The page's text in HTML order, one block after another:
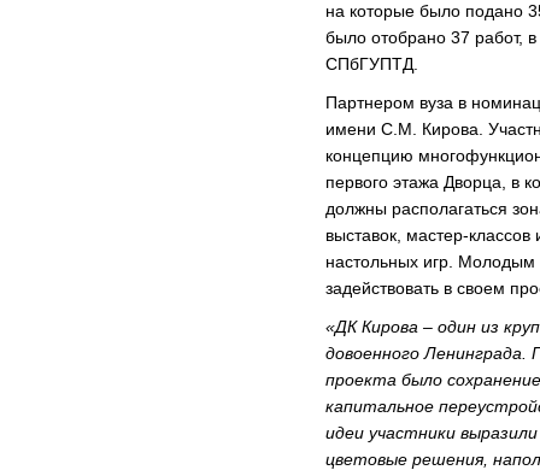
на которые было подано
было отобрано 37 работ,
СПбГУПТД.
Партнером вуза в
имени С.М. Кирова.
концепцию
первого этажа Дворца, в
должны располагаться
выставок, мастер-
настольных игр.
задействовать в своем
«ДК Кирова – один из
довоенного Ленинграда.
проекта было
капитальное
идеи участники
цветовые решения,